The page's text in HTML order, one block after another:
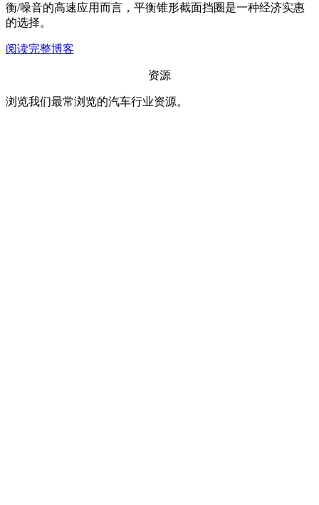
衡/噪音的高速应用而言，平衡锥形截面挡圈是一种经济实惠
的选择。
阅读完整博客
资源
浏览我们最常浏览的汽车行业资源。